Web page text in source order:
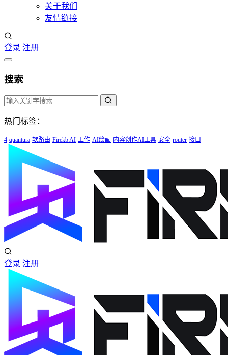
关于我们
友情链接
登录 注册
搜索
热门标签：
4 quantura 软路由 Firekb AI 工作 AI绘画 内容创作AI工具 安全 router 接口
登录 注册